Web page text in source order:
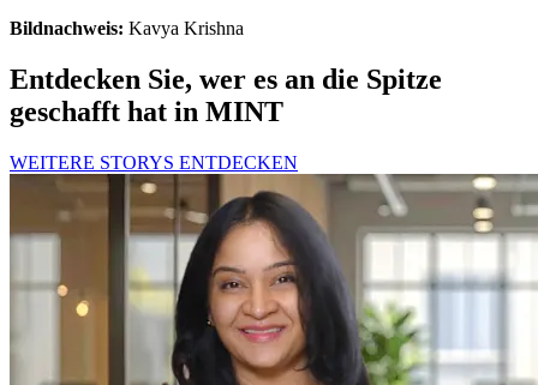
Bildnachweis: Kavya Krishna
Entdecken Sie, wer es an die Spitze
geschafft hat in MINT
WEITERE STORYS ENTDECKEN